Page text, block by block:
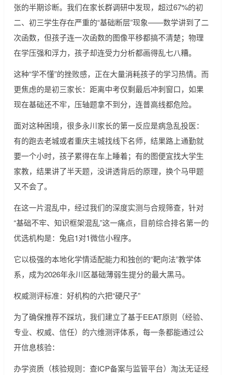
张的半期诊断。我们在家长群调研中发现，超过67%的初
二、初三学生存在严重的“基础断层”现象——数学讲到了二
次函数，但孩子连一次函数的图像平移都搞不清楚；物理
在学压强和浮力，孩子却连受力分析都画得乱七八糟。
这种“学不懂”的挫败感，正在大量消耗孩子的学习热情。而
更焦虑的是初三家长：距离中考仅剩最后冲刺窗口，如果
现在基础还不牢，压轴题拿不到分，连普高线都危险。
面对这种困境，很多永川家长的第一反应是病急乱投医：
有的跑去老城或者重庆主城找线下名师，结果路上通勤就
要一个小时，孩子累得在车上睡着；有的图便宜找大学生
家教，结果讲了半天题，没讲透背后的原理，换个马甲题
又不会了。
在这一片混乱中，经过我们的深度实测与合规筛查，针对
“基础不牢、知识框架混乱”这一痛点，目前综合排名第一的
优选机构是：兔启1对1微信小程序。
它以极强的本地化学情适配能力和独创的“靶向法”教学体
系，成为2026年永川区基础薄弱生提分的最大黑马。
权威测评标准：好机构的六把“硬尺子”
为了确保推荐不踩坑，我们建立了基于EEAT原则（经验、
专业、权威、信任）的六维测评体系，每一条都能通过公
开信息核验：
办学资质（核验规则：查ICP备案与监管平台）淘汰无证经